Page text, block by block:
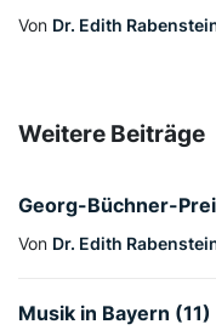
Von Dr. Edith
Weitere Beiträge
Georg-Büchner-
Von Dr. Edith
Musik in Bayern (11)